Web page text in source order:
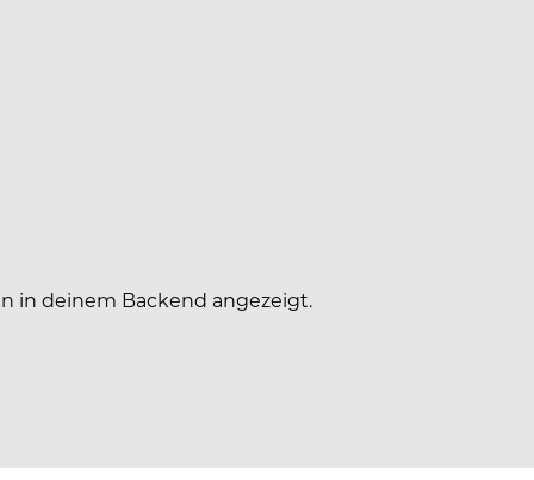
in deinem Backend angezeigt.